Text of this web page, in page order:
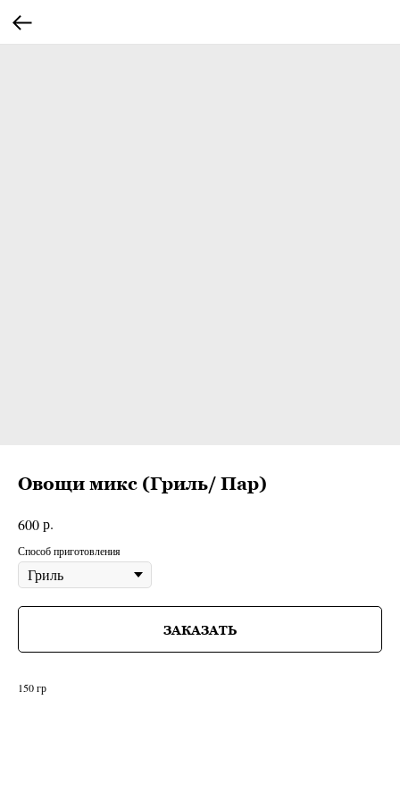
Овощи микс (Гриль/ Пар)
600р.
Способ приготовления
ЗАКАЗАТЬ
150 гр